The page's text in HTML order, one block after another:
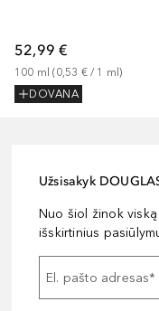
52,99 €
100 ml (0,53 € / 1 ml)
DOVANA
Užsisakyk
Nuo šiol žinok
išskirtinius
El. pašto adresas*